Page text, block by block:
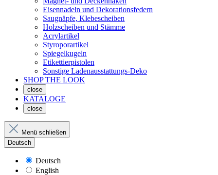
Eisennadeln und Dekorationsfedern
Saugnäpfe, Klebescheiben
Holzscheiben und Stämme
Acrylartikel
Styroporartikel
Spiegelkugeln
Etikettierpistolen
Sonstige Ladenausstattungs-Deko
SHOP THE LOOK
close
KATALOGE
close
Menü schließen
Deutsch
Deutsch
English